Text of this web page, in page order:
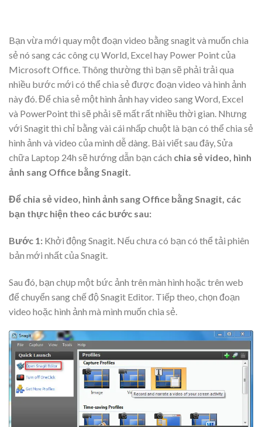
Bạn vừa mới quay một đoạn video bằng snagit và muốn chia
sẻ nó sang các công cụ World, Excel hay Power Point của
Microsoft Office. Thông thường thì bạn sẽ phải trải qua
nhiều bước mới có thể chia sẻ được đoạn video và hình ảnh
này đó. Để chia sẻ một hình ảnh hay video sang Word, Excel
và PowerPoint thì sẽ phải sẽ mất rất nhiều thời gian. Nhưng
với Snagit thì chỉ bằng vài cái nhấp chuột là bạn có thể chia sẻ
hình ảnh và video của mình dễ dàng. Bài viết sau đây, Sửa
chữa Laptop 24h sẽ hướng dẫn bạn cách chia sẻ video, hình
ảnh sang Office bằng Snagit.
Để chia sẻ video, hình ảnh sang Office bằng Snagit, các
bạn thực hiện theo các bước sau:
Bước 1: Khởi động Snagit. Nếu chưa có bạn có thể tải phiên
bản mới nhất của Snagit.
Sau đó, bạn chụp một bức ảnh trên màn hình hoặc trên web
để chuyển sang chế độ Snagit Editor. Tiếp theo, chọn đoạn
video hoặc hình ảnh mà mình muốn chia sẻ.